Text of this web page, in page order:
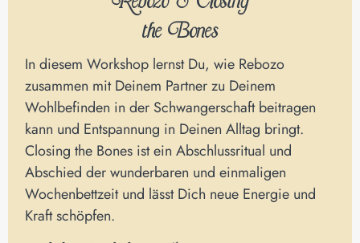
the Bones
In diesem Workshop lernst Du, wie Rebozo
zusammen mit Deinem Partner zu Deinem
Wohlbefinden in der Schwangerschaft beitragen
kann und Entspannung in Deinen Alltag bringt.
Closing the Bones ist ein Abschlussritual und
Abschied der wunderbaren und einmaligen
Wochenbettzeit und lässt Dich neue Energie und
Kraft schöpfen.